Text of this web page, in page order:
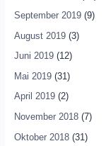
September 2019(9)
August 2019(3)
Juni 2019(12)
Mai 2019(31)
April 2019(2)
November 2018(7)
Oktober 2018(31)